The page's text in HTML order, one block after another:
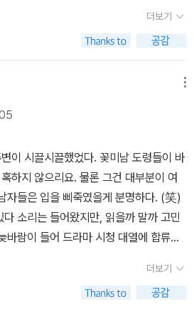
래도 주인공 윤희의 캐릭터는 아무래도
못했던 듯하다. 뭐랄까. 그녀의 감정 곡
새가 정말 눈앞에 그려졌다. 내가 그녀
전심.초시 합격 발표를 보러 여자 옷 차
주쳤을 때 재빨리 옷매무새를 가다듬는
서 팔목이 보이는 짧은 저고리, 상투를
기느라 애써 선택한 새앙머리를 쓰개 치
말이다. 어쩔 수 없이 감추지 못한 낡은
끄럽게 만들었다. 가난해도 의젓했던
대 앞에서 아름답게 보이고픈 것은 당연
가서 그녀는 내내 불안해했다. 여자인
곤두세웠다. 그랬음에도 같은 중이방을
여자의 모습과 본능이 저도 모르게 튀어
그게 더 놀라운 일이었을 것이다. 혹여
이 탄로나버렸다. 거벽을 기용한 당사자
는 중벌을 받게된다. 그러나 기록된 사
기 이를데 없었다.포도 대장은그 거벽의
어떤 거벽이기에 이리도 훌륭한 글을
배중이라는 사실을 알고는 그 거벽이
도 이 책의 주인공인 윤희와 비슷한 처
의 매우 유능하고 학식이 높았던 젊은 선
다. 물론 과거를 칠 여건은 안되었을 지
아버지인 영조때부터 국정을 쥐고 흔들
만 당파의 권익이 노소론으로 분열시켜
송시열이라고 할 수 있다. 남인들은 이
들을 일거에 몰아 붙인후의 일이므로노
의 구도를 읽을 수 있는 장면이다.실질
작가의 재치와 개성있는 문체들이 새롭
란 배경에 분위기 까지..유치하다거나
자들도 있지만..고런이유로 로맨스 소설
하루종일 잘금4인방이 생각나서 피식
즘 내 마음을 빼앗겨버린 소설이다.현
나 역사(?)로맨스는 그 시대적 배경, 말
면서 은은한 맛이 있어 더 사랑스러운 느
견하지 못했으면 정말 너무너무 후회했
만큼 소중한 책.
더보기
이 시끌시끌했었다. 꽃미남 도령들이 바
하지 않으리요. 물론 그건 대부분이 여
자들은 입을 삐죽였을게 분명하다. (笑)
소리는 들어왔지만, 읽을까 말까 고민
바람이 들어 드라마 시청 대열에 합류했
허구인데도 참 재미있게 느껴졌던 것은
꽃도령들의 캐릭터가 살아 있는 듯한
더보기